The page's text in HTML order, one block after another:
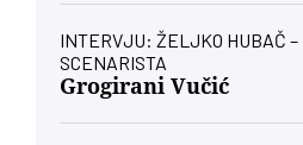
INTERVJU: ŽELJKO HUBAČ –
SCENARISTA
Grogirani Vučić